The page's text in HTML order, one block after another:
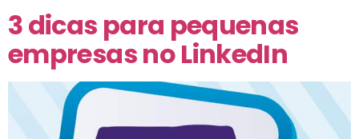
3 dicas para pequenas
empresas no LinkedIn